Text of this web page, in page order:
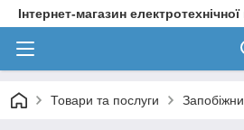
Інтернет-магазин
Товари та послуги